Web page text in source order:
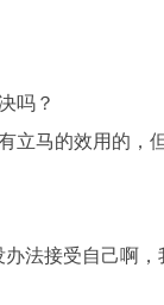
吗？
立马的效用的，
办法接受自己啊